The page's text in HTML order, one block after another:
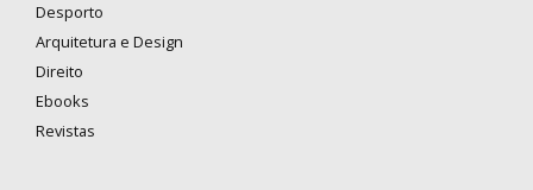
Desporto
Arquitetura e Design
Direito
Ebooks
Revistas